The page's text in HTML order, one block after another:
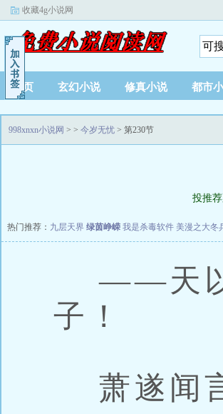
收藏4g小说网
首页 玄幻小说 修真小说 都市
998xnxn小说网 > > 今岁无忧 > 第230节
投推
热门推荐： 九层天界 绿茵峥嵘 我是杀毒软件 美漫之大冬
——天以
子！
萧遂闻